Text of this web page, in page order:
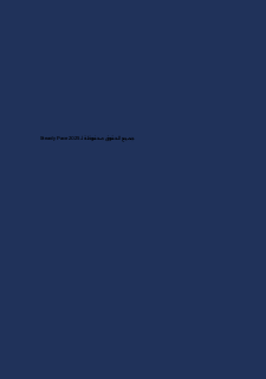
جميع الحقوق محفوظة لـ Steady Pace 2025